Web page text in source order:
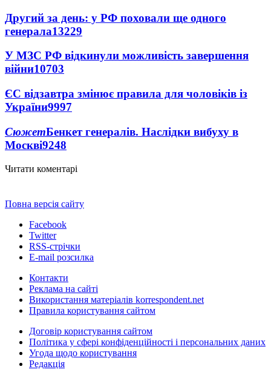
Другий за день: у РФ поховали ще одного
генерала13229
У МЗС РФ відкинули можливість завершення
війни10703
ЄС відзавтра змінює правила для чоловіків із
України9997
СюжетБенкет генералів. Наслідки вибуху в
Москві9248
Читати коментарі
Повна версія сайту
Facebook
Twitter
RSS-стрічки
E-mail розсилка
Контакти
Реклама на сайті
Використання матеріалів korrespondent.net
Правила користування сайтом
Договір користування сайтом
Політика у сфері конфіденційності і персональних даних
Угода щодо користування
Редакція